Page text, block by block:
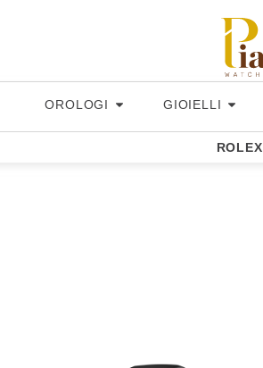
OROLOGI GIOIELLI
ROLEX